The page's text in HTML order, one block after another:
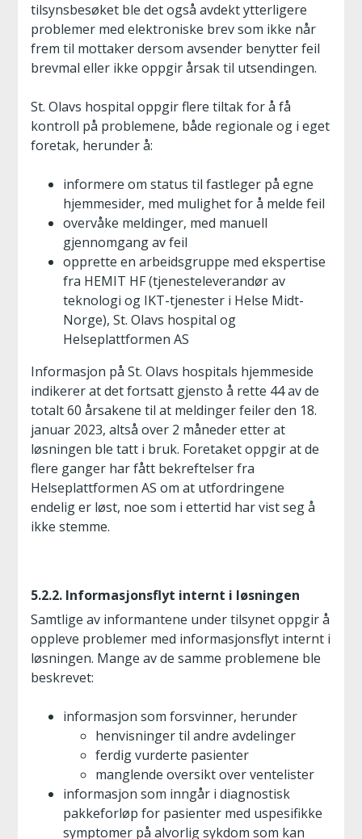
tilsynsbesøket ble det også avdekt ytterligere
problemer med elektroniske brev som ikke når
frem til mottaker dersom avsender benytter feil
brevmal eller ikke oppgir årsak til utsendingen.
St. Olavs hospital oppgir flere tiltak for å få
kontroll på problemene, både regionale og i eget
foretak, herunder å:
informere om status til fastleger på egne
hjemmesider, med mulighet for å melde feil
overvåke meldinger, med manuell
gjennomgang av feil
opprette en arbeidsgruppe med ekspertise
fra HEMIT HF (tjenesteleverandør av
teknologi og IKT-tjenester i Helse Midt-
Norge), St. Olavs hospital og
Helseplattformen AS
Informasjon på St. Olavs hospitals hjemmeside
indikerer at det fortsatt gjensto å rette 44 av de
totalt 60 årsakene til at meldinger feiler den 18.
januar 2023, altså over 2 måneder etter at
løsningen ble tatt i bruk. Foretaket oppgir at de
flere ganger har fått bekreftelser fra
Helseplattformen AS om at utfordringene
endelig er løst, noe som i ettertid har vist seg å
ikke stemme.
5.2.2. Informasjonsflyt internt i løsningen
Samtlige av informantene under tilsynet oppgir å
oppleve problemer med informasjonsflyt internt i
løsningen. Mange av de samme problemene ble
beskrevet:
informasjon som forsvinner, herunder
henvisninger til andre avdelinger
ferdig vurderte pasienter
manglende oversikt over ventelister
informasjon som inngår i diagnostisk
pakkeforløp for pasienter med uspesifikke
symptomer på alvorlig sykdom som kan